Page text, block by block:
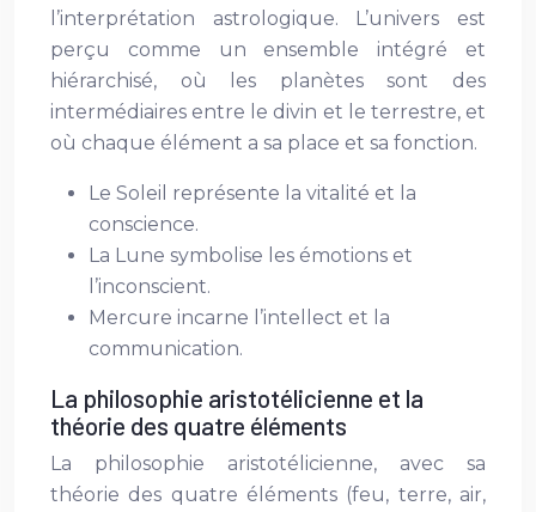
l’interprétation astrologique. L’univers est
perçu comme un ensemble intégré et
hiérarchisé, où les planètes sont des
intermédiaires entre le divin et le terrestre, et
où chaque élément a sa place et sa fonction.
Le Soleil représente la vitalité et la
conscience.
La Lune symbolise les émotions et
l’inconscient.
Mercure incarne l’intellect et la
communication.
La philosophie aristotélicienne et la
théorie des quatre éléments
La philosophie aristotélicienne, avec sa
théorie des quatre éléments (feu, terre, air,